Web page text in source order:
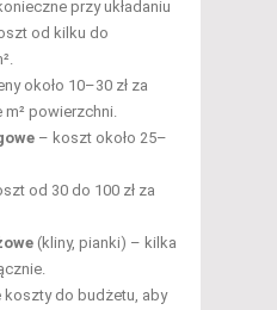
przy układaniu
od kilku do
około 10–30 zł za
powierzchni.
– koszt około 25–
od 30 do 100 zł za
(kliny, pianki) – kilka
do budżetu, aby